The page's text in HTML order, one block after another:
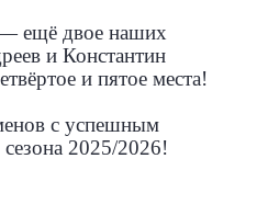
ещё двое наших
и Константин
и пятое места!
с успешным
2025/2026!